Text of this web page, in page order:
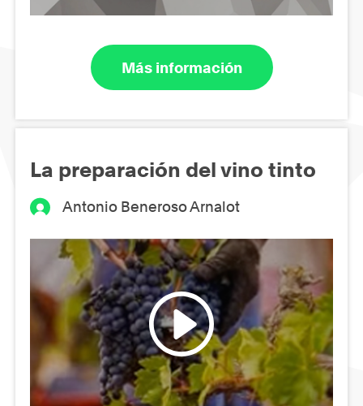
Más información
La preparación del vino tinto
Antonio Beneroso Arnalot